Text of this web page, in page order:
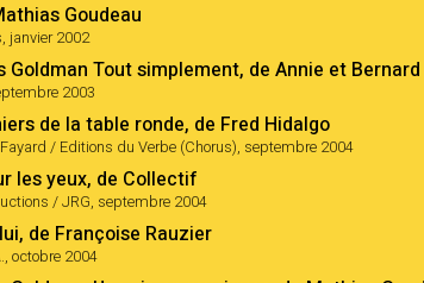
Goudeau
janvier 2002
Goldman Tout simplement, de Annie et Bernard
2003
de la table ronde, de Fred Hidalgo
/ Editions du Verbe (Chorus), septembre 2004
les yeux, de Collectif
/ JRG, septembre 2004
de Françoise Rauzier
octobre 2004